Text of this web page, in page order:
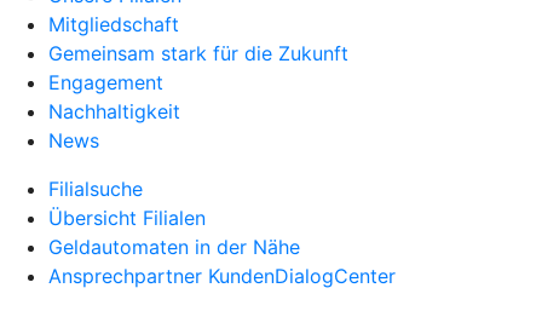
Mitgliedschaft
Gemeinsam stark für die Zukunft
Engagement
Nachhaltigkeit
News
Filialsuche
Übersicht Filialen
Geldautomaten in der Nähe
Ansprechpartner KundenDialogCenter